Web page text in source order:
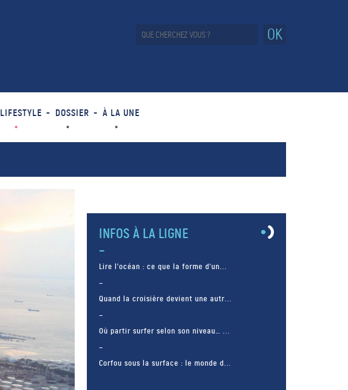
OK
LIFESTYLE DOSSIER À LA UNE
INFOS À LA LIGNE
Lire l’océan : ce que la forme d’un...
Quand la croisière devient une autr...
Où partir surfer selon son niveau… ...
Corfou sous la surface : le monde d...